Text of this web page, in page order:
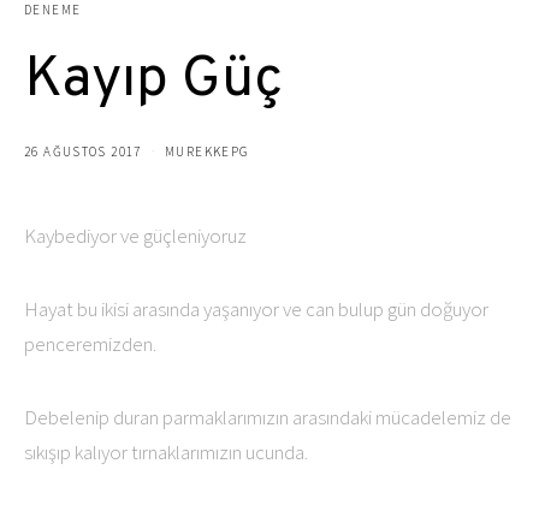
DENEME
Kayıp Güç
26 AĞUSTOS 2017 MUREKKEPG
Kaybediyor ve güçleniyoruz
Hayat bu ikisi arasında yaşanıyor ve can bulup gün doğuyor
penceremizden.
Debelenip duran parmaklarımızın arasındaki mücadelemiz de
sıkışıp kalıyor tırnaklarımızın ucunda.